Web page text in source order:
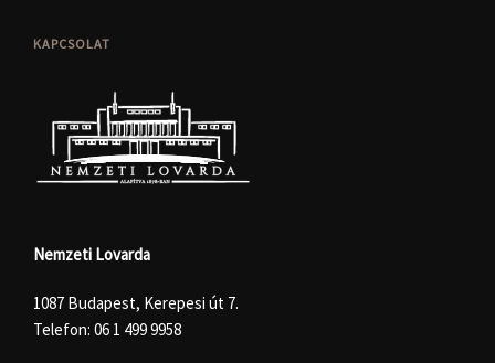
KAPCSOLAT
Nemzeti Lovarda
1087 Budapest, Kerepesi út 7.
Telefon: 06 1 499 9958